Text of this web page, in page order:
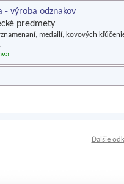
- výroba odznakov
predmety
medailí, kovových
Ďalšie